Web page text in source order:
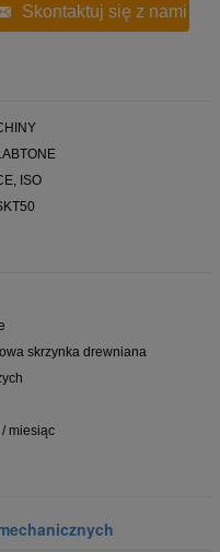
Skontaktuj się z nami
ISO
skrzynka drewniana
miesiąc